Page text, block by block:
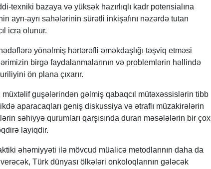
texniki bazaya və yüksək hazırlıqlı kadr potensialına
ayrı-ayrı sahələrinin sürətli inkişafını nəzərdə tutan
icra olunur.
yönəlmiş hərtərəfli əməkdaşlığı təşviq etməsi
birgə faydalanmalarının və problemlərin həllində
ön plana çıxarır.
müxtəlif guşələrindən gəlmiş qabaqcıl mütəxəssislərin tibb
aparacaqları geniş diskussiya və ətraflı müzakirələrin
səhiyyə qurumları qarşısında duran məsələlərin bir çox
layiqdir.
əhəmiyyəti ilə mövcud müalicə metodlarının daha da
Türk dünyası ölkələri onkoloqlarının gələcək